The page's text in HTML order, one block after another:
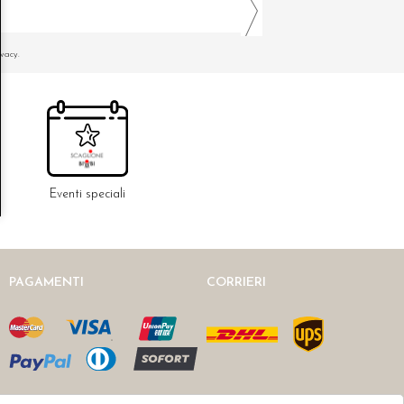
Eventi speciali
PAGAMENTI CORRIERI